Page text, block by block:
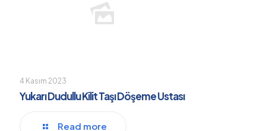
4 Kasım 2023
Yukarı Dudullu Kilit Taşı Döşeme Ustası
Read more